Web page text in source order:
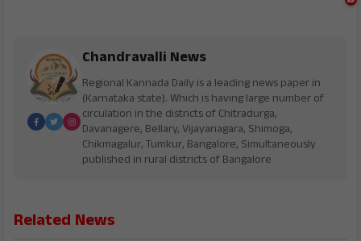
Chandravalli News
Regional Kannada Daily is a leading news paper in
(Karnataka state). Which is having large number of
circulation in the districts of Chitradurga,
Davanagere, Bellary, Vijayanagara, Shimoga,
Chikmagalur, Tumkur, Bangalore, Simultaneously
published in rural districts of Bangalore
Related News